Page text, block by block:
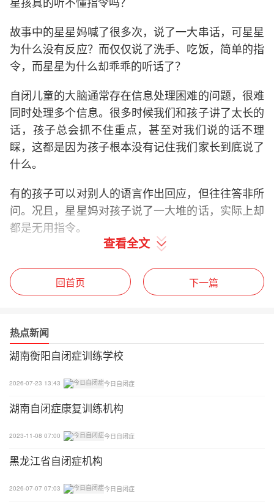
故事中的星星妈喊了很多次，说了一大串话，可星星
为什么没有反应？而仅仅说了洗手、吃饭，简单的指
令，而星星为什么却乖乖的听话了？
自闭儿童的大脑通常存在信息处理困难的问题，很难
同时处理多个信息。很多时候我们和孩子讲了太长的
话，孩子总会抓不住重点，甚至对我们说的话不理
睬，这都是因为孩子根本没有记住我们家长到底说了
什么。
有的孩子可以对别人的语言作出回应，但往往答非所
问。况且，星星妈对孩子说了一大堆的话，实际上却
都是无用指令。
什么是无用指令？通常我们星家长滔滔不绝的对孩子
讲了一大通话，孩子是听到了，但他们却听不懂父母
究竟要表达的意思。比如“小火车、玩具箱、洗手、
强的自闭症儿童而言，无疑在讲天书。所以这也就是
为什么星星对星妈说的话不予理会的原因。最后星星
妈说了简单的指令星星却听懂了，这是准确指令。正
是因为口令简单准确，对于有言语障碍的孩子才会更
容易明白。
对于普通人来说，将信息的整体加工转换到局部加工
能够很灵活的转换，但是对于自闭症儿童来说，由于
其偏好的局部信息加工方式，信息转换困难，所以才
查看全文
回首页 下一篇
热点新闻
湖南衡阳自闭症训练学校
2026-07-23 13:43 今日自闭症
湖南自闭症康复训练机构
2023-11-08 07:00 今日自闭症
黑龙江省自闭症机构
2026-07-07 07:03 今日自闭症